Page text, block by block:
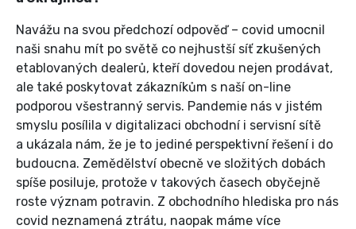
Navážu na svou předchozí odpověď – covid umocnil
naši snahu mít po světě co nejhustší síť zkušených
etablovaných dealerů, kteří dovedou nejen prodávat,
ale také poskytovat zákazníkům s naší on-line
podporou všestranný servis. Pandemie nás v jistém
smyslu posílila v digitalizaci obchodní i servisní sítě
a ukázala nám, že je to jediné perspektivní řešení i do
budoucna. Zemědělství obecně ve složitých dobách
spíše posiluje, protože v takových časech obyčejně
roste význam potravin. Z obchodního hlediska pro nás
covid neznamená ztrátu, naopak máme více